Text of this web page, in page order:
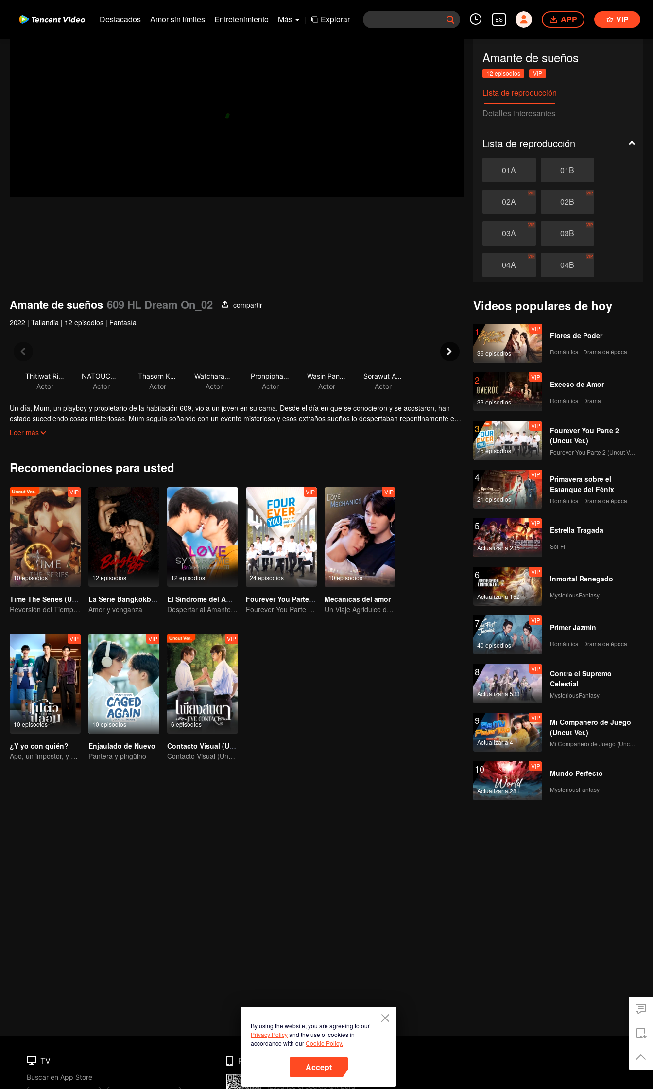
Destacados Amor sin límites Entretenimiento Más | Explorar ES APP VIP
Amante de sueños
12 episodios VIP
Lista de reproducción
Detalles interesantes
Lista de reproducción
01A 01B
02A
VIP
02B
VIP
03A
VIP
03B
VIP
04A
VIP
04B
VIP
06A
07A
VIP VIP
08A
VIP VIP
09A
10A
VIP
10B
VIP
11A
VIP
11B
VIP
25
Tráileres
11A
VIP
Amante de sueños 609 HL Dream On_02
compartir
2022 | Tailandia | 12 episodios | Fantasía
Thitiwat Ritprasert
Actor
NATOUCH SIRIPONGTHON
Actor
Thasorn Klinnium
Actor
Watcharayu Suradej
Actor
Pronpiphat Pattanasettanon
Actor
Wasin Panumaporn
Actor
Sorawut Arunwattananunt
Actor
Un día, Mum, un playboy y propietario de la habitación 609, vio a un joven en su cama. Desde el día en que se conocieron y se acostaron, han
estado sucediendo cosas misteriosas. Mum seguía soñando con un evento misterioso y esos extraños sueños lo despertaban repentinamente en
medio de la noche. Mum trató de olvidar sus 'sentimientos' hacia el joven acostándose con mujeres. Sin embargo, solo lo hizo pensar aún más a
Leer más
Recomendaciones para usted
10 episodios
VIP
Time The Series (Uncut Ver.)
Reversión del Tiempo: Salvando a Mi Amor
12 episodios
La Serie Bangkokboy (versión TV)
Amor y venganza
12 episodios
El Síndrome del Amor
Despertar al Amante Amnésico
24 episodios
VIP
Fourever You Parte 2 (TV Ver.)
Fourever You Parte 2 (TV Ver.)
10 episodios
VIP
Mecánicas del amor
Un Viaje Agridulce de Amor
10 episodios
VIP
¿Y yo con quién?
Apo, un impostor, y su prometida tienen la capacidad de leer la mente.
10 episodios
VIP
Enjaulado de Nuevo
Pantera y pingüino
6 episodios
VIP
Contacto Visual (Uncut Ver.)
Contacto Visual (Uncut Ver.)
Videos populares de hoy
1
36 episodios
VIP
Flores de Poder
Romántica · Drama de época
2
33 episodios
VIP
Exceso de Amor
Romántica · Drama
3
25 episodios
VIP
Fourever You Parte 2
(Uncut Ver.)
Fourever You Parte 2 (Uncut Ver.)
4
21 episodios
VIP
Primavera sobre el
Estanque del Fénix
Romántica · Drama de época
5
Actualizar a 235
VIP
Estrella Tragada
Sci-Fi
6
Actualizar a 152
VIP
Inmortal Renegado
MysteriousFantasy
7
40 episodios
VIP
Primer Jazmín
Romántica · Drama de época
8
Actualizar a 533
VIP
Contra el Supremo
Celestial
MysteriousFantasy
9
Actualizar a 4
VIP
Mi Compañero de Juego
(Uncut Ver.)
Mi Compañero de Juego (Uncut Ver.)
10
Actualizar a 281
VIP
Mundo Perfecto
MysteriousFantasy
By using the website, you are agreeing to our
Privacy Policyand the use of cookies in
accordance with ourCookie Policy.
Accept
TV
Buscar en App Store
Phone
¡Escanee el código QR para